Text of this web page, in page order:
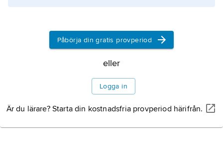
Information om artikeln
Påbörja din gratis provperiod
eller
Logga in
Är du lärare? Starta din kostnadsfria provperiod härifrån.